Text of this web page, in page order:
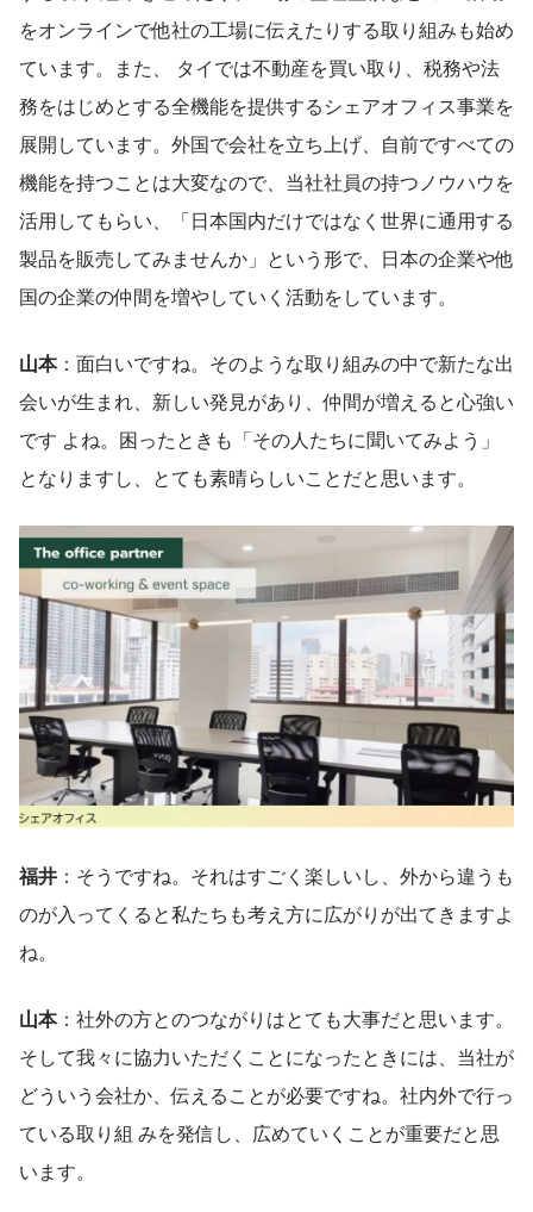
をオンラインで他社の工場に伝えたりする取り組みも始め
ています。また、 タイでは不動産を買い取り、税務や法
務をはじめとする全機能を提供するシェアオフィス事業を
展開しています。外国で会社を立ち上げ、自前ですべての
機能を持つことは大変なので、当社社員の持つノウハウを
活用してもらい、「日本国内だけではなく世界に通用する
製品を販売してみませんか」という形で、日本の企業や他
国の企業の仲間を増やしていく活動をしています。
山本：面白いですね。そのような取り組みの中で新たな出
会いが生まれ、新しい発見があり、仲間が増えると心強い
です よね。困ったときも「その人たちに聞いてみよう」
となりますし、とても素晴らしいことだと思います。
福井 ：そうですね。それはすごく楽しいし、外から違うも
のが入ってくると私たちも考え方に広がりが出てきますよ
ね。
山本：社外の方とのつながりはとても大事だと思います。
そして我々に協力いただくことになったときには、当社が
どういう会社か、伝えることが必要ですね。社内外で行っ
ている取り組 みを発信し、広めていくことが重要だと思
います。